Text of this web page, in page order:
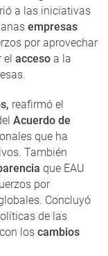
a las iniciativas
empresas
por aprovechar
acceso a la
reafirmó el
Acuerdo de
que ha
También
que EAU
por
Concluyó
de las
los cambios